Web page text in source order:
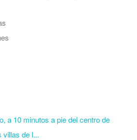
a 10 minutos a pie del centro de
villas de l...